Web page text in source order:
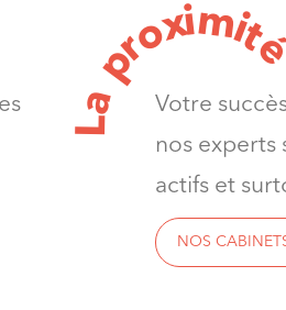
L
a
p
r
ox
imi
t
Votre
nos experts
actifs et
NOS